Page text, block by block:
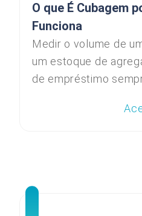
O que É Cubagem
Funciona
Medir o volume de
um estoque de
de empréstimo